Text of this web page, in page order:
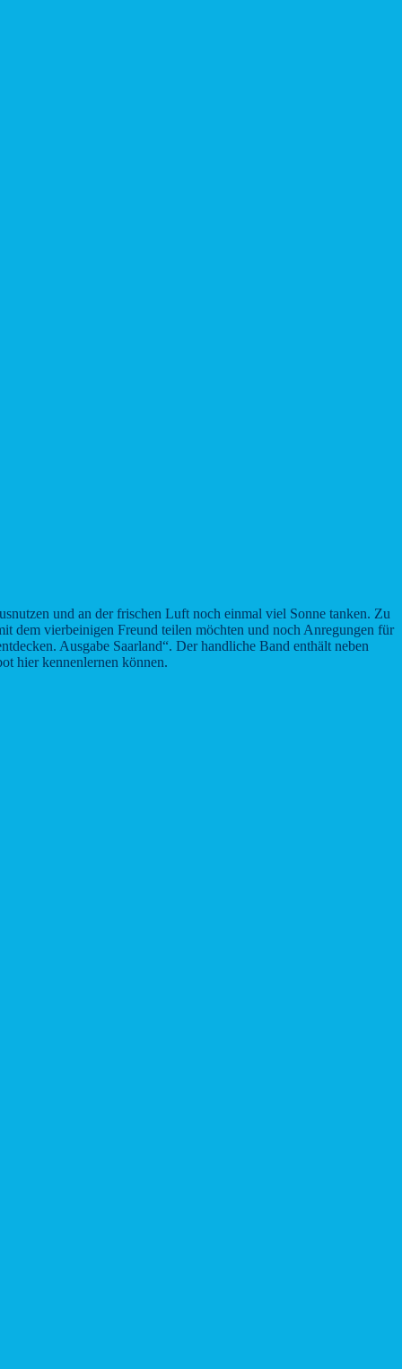
und an der frischen Luft noch einmal viel Sonne tanken. Zu
dem vierbeinigen Freund teilen möchten und noch Anregungen für
Ausgabe Saarland“. Der handliche Band enthält neben
hier kennenlernen können.